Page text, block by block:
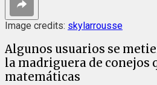
Image credits: skylarrousse
Algunos usuarios se
la madriguera de conejos
matemáticas